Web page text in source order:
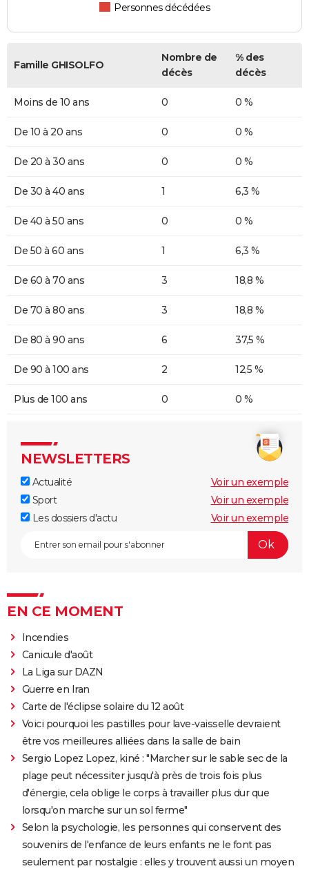
Personnes décédées
Famille GHISOLFO
Nombre de
décès
% des
décès
Moins de 10 ans 0 0 %
De 10 à 20 ans 0 0 %
De 20 à 30 ans 0 0 %
De 30 à 40 ans 1 6,3 %
De 40 à 50 ans 0 0 %
De 50 à 60 ans 1 6,3 %
De 60 à 70 ans 3 18,8 %
De 70 à 80 ans 3 18,8 %
De 80 à 90 ans 6 37,5 %
De 90 à 100 ans 2 12,5 %
Plus de 100 ans 0 0 %
NEWSLETTERS
Actualité
Voir un exemple
Sport
Voir un exemple
Les dossiers d'actu
Voir un exemple
EN CE MOMENT
Incendies
Canicule d'août
La Liga sur DAZN
Guerre en Iran
Carte de l'éclipse solaire du 12 août
Voici pourquoi les pastilles pour lave-vaisselle devraient
être vos meilleures alliées dans la salle de bain
Sergio Lopez Lopez, kiné : "Marcher sur le sable sec de la
plage peut nécessiter jusqu'à près de trois fois plus
d'énergie, cela oblige le corps à travailler plus dur que
lorsqu'on marche sur un sol ferme"
Selon la psychologie, les personnes qui conservent des
souvenirs de l'enfance de leurs enfants ne le font pas
seulement par nostalgie : elles y trouvent aussi un moyen